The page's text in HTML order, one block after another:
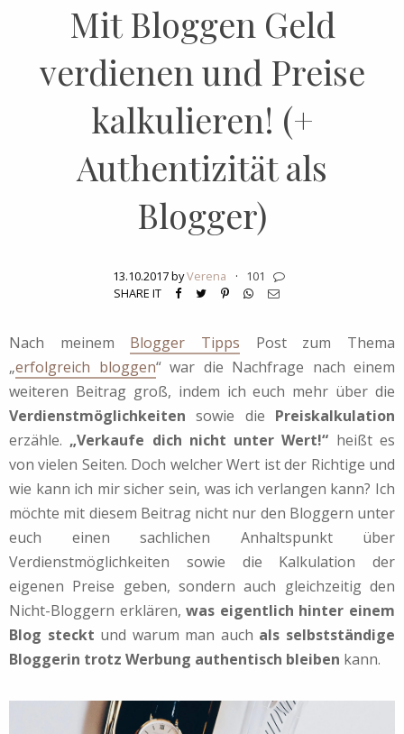
Mit Bloggen Geld
verdienen und Preise
kalkulieren! (+
Authentizität als
Blogger)
13.10.2017 byVerena ·
101
SHARE IT
Nach meinem Blogger Tipps Post zum Thema
„erfolgreich bloggen“ war die Nachfrage nach einem
weiteren Beitrag groß, indem ich euch mehr über die
Verdienstmöglichkeiten sowie die Preiskalkulation
erzähle. „Verkaufe dich nicht unter Wert!“ heißt es
von vielen Seiten. Doch welcher Wert ist der Richtige und
wie kann ich mir sicher sein, was ich verlangen kann? Ich
möchte mit diesem Beitrag nicht nur den Bloggern unter
euch einen sachlichen Anhaltspunkt über
Verdienstmöglichkeiten sowie die Kalkulation der
eigenen Preise geben, sondern auch gleichzeitig den
Nicht-Bloggern erklären,was eigentlich hinter einem
Blog steckt und warum man auch als selbstständige
Bloggerin trotz Werbung authentisch bleiben kann.